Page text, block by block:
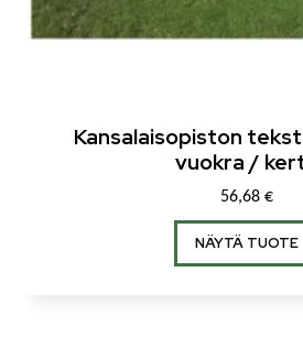
Kansalaisopiston
vuokra /
56,68 €
NÄYTÄ TUOTE